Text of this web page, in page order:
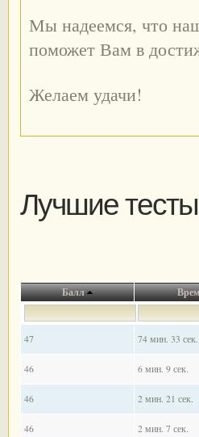
Мы надеемся, что
поможет Вам в
Желаем удачи!
Лучшие
Балл
47 74 мин. 33 сек.
46 6 мин. 9 сек.
46 2 мин. 21 сек.
46 2 мин. 7 сек.